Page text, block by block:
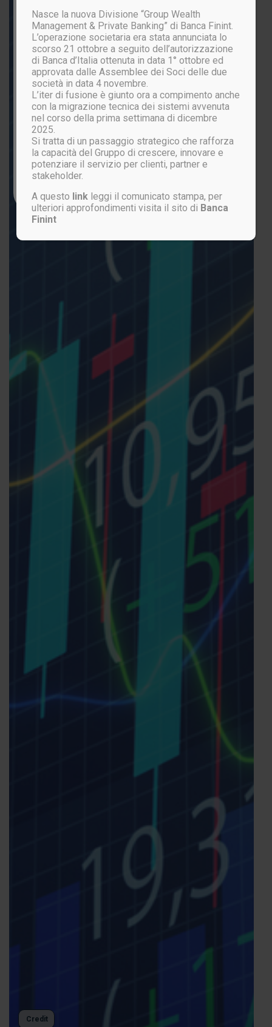
ACCEDI
Password persa?
Non sei ancora registrato?
Credit
Nasce la nuova Divisione “Group Wealth
Management & Private Banking” di Banca Finint.
L’operazione societaria era stata annunciata lo
scorso 21 ottobre a seguito dell’autorizzazione
di Banca d’Italia ottenuta in data 1° ottobre ed
approvata dalle Assemblee dei Soci delle due
società in data 4 novembre.
L’iter di fusione è giunto ora a compimento anche
con la migrazione tecnica dei sistemi avvenuta
nel corso della prima settimana di dicembre
2025.
Si tratta di un passaggio strategico che rafforza
la capacità del Gruppo di crescere, innovare e
potenziare il servizio per clienti, partner e
stakeholder.
A questo link leggi il comunicato stampa, per
ulteriori approfondimenti visita il sito di Banca
Finint